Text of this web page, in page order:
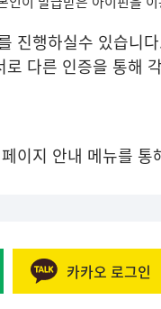
진행하실수 있습니
다른 인증을 통해
이지 안내 메뉴를 통
카카오 로그인